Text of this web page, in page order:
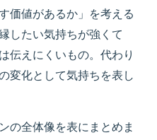
価値があるか」を考える
したい気持ちが強くて
伝えにくいもの。代わり
変化として気持ちを表し
の全体像を表にまとめま